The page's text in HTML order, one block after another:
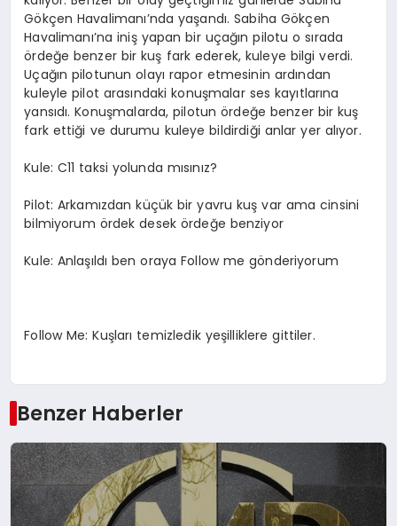
Gökçen Havalimanı’nda yaşandı. Sabiha Gökçen
Havalimanı’na iniş yapan bir uçağın pilotu o sırada
ördeğe benzer bir kuş fark ederek, kuleye bilgi verdi.
Uçağın pilotunun olayı rapor etmesinin ardından
kuleyle pilot arasındaki konuşmalar ses kayıtlarına
yansıdı. Konuşmalarda, pilotun ördeğe benzer bir kuş
fark ettiği ve durumu kuleye bildirdiği anlar yer alıyor.
Kule: C11 taksi yolunda mısınız?
Pilot: Arkamızdan küçük bir yavru kuş var ama cinsini
bilmiyorum ördek desek ördeğe benziyor
Kule: Anlaşıldı ben oraya Follow me gönderiyorum
Follow Me: Kuşları temizledik yeşilliklere gittiler.
Benzer Haberler